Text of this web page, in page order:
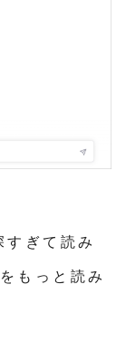
ぎて読み
もっと読み